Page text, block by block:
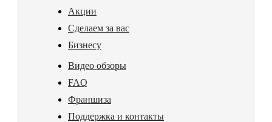
Акции
Сделаем за вас
Бизнесу
Видео обзоры
FAQ
Франшиза
Поддержка и контакты